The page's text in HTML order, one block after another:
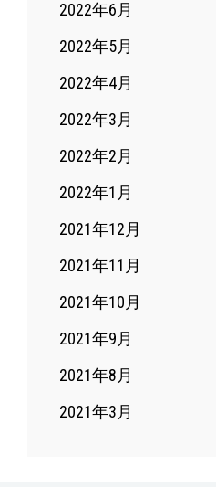
2022年6月
2022年5月
2022年4月
2022年3月
2022年2月
2022年1月
2021年12月
2021年11月
2021年10月
2021年9月
2021年8月
2021年3月